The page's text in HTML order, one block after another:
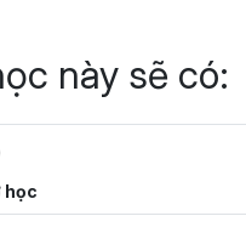
này sẽ có:
học